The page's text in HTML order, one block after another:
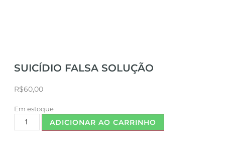
SUICÍDIO FALSA SOLUÇÃO
R$60,00
Em estoque
ADICIONAR AO CARRINHO